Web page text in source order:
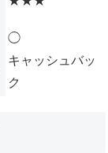
◯
キャッシュバッ
ク